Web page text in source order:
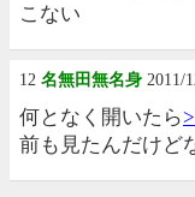
こない
12 名無田無名身 2011/
何となく開いたら
前も見たんだけど